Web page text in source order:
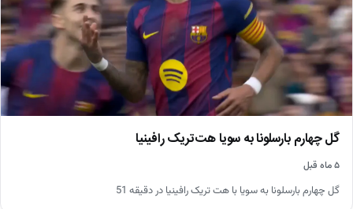
گل چهارم بارسلونا به سویا هت‌تریک رافینیا
۵ ماه قبل
گل چهارم بارسلونا به سویا با هت تریک رافینیا در دقیقه 51